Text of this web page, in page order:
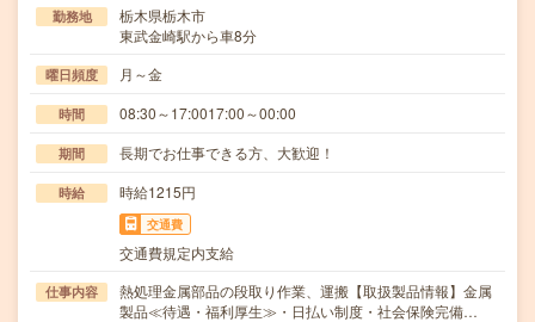
勤務地
栃木県栃木市
東武金崎駅から車8分
曜日頻度 月～金
時間 08:30～17:0017:00～00:00
期間 長期でお仕事できる方、大歓迎！
時給 時給1215円
交通費
交通費規定内支給
仕事内容
熱処理金属部品の段取り作業、運搬【取扱製品情報】金属
製品≪待遇・福利厚生≫・日払い制度・社会保険完備…